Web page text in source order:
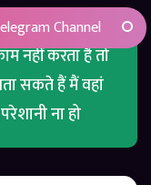
नहीं करता है तो
सकते हैं मैं वहां
ना हो
Channel